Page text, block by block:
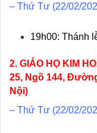
– Thứ Tư (22/02/
19h00: Thánh
2. GIÁO HỌ KIM
25, Ngõ 144,
Nội)
– Thứ Tư (22/02/